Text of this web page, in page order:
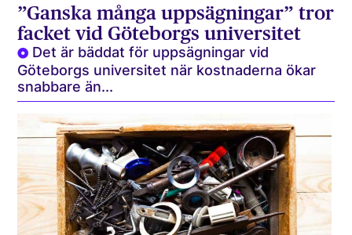
”Ganska många uppsägningar” tror
facket vid Göteborgs universitet
Det är bäddat för uppsägningar vid
Göteborgs universitet när kostnaderna ökar
snabbare än...